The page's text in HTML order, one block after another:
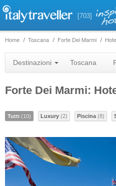
[703]
Home Toscana Forte Dei Marmi
Destinazioni Toscana
Forte Dei Marmi:
Tutti (10) Luxury (2) Piscina (8)